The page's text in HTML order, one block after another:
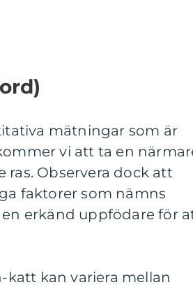
mätningar som är
vi att ta en
Observera dock att
faktorer som nämns
erkänd uppfödare för
katt kan variera mellan